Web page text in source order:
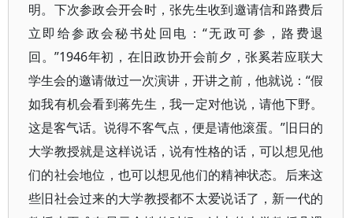
明。下次参政会开会时，张先生收到邀请信和路费后
立即给参政会秘书处回电：“无政可参，路费退
回。”1946年初，在旧政协开会前夕，张奚若应联大
学生会的邀请做过一次演讲，开讲之前，他就说：“假
如我有机会看到蒋先生，我一定对他说，请他下野。
这是客气话。说得不客气点，便是请他滚蛋。”旧日的
大学教授就是这样说话，说有性格的话，可以想见他
们的社会地位，也可以想见他们的精神状态。后来这
些旧社会过来的大学教授都不太爱说话了，新一代的